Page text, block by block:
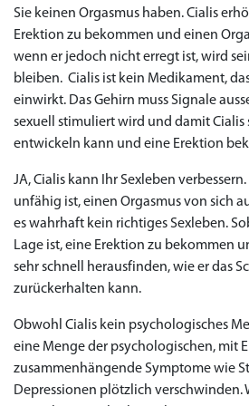
Sie keinen Orgasmus haben. Cialis
Erektion zu bekommen und einen
wenn er jedoch nicht erregt ist, wird
bleiben. Cialis ist kein Medikament,
einwirkt. Das Gehirn muss Signale
sexuell stimuliert wird und damit Cialis
entwickeln kann und eine Erektion
JA, Cialis kann Ihr Sexleben
unfähig ist, einen Orgasmus von sich
es wahrhaft kein richtiges Sexleben.
Lage ist, eine Erektion zu bekommen
sehr schnell herausfinden, wie er das
zurückerhalten kann.
Obwohl Cialis kein psychologisches
eine Menge der psychologischen, mit
zusammenhängende Symptome wie
Depressionen plötzlich verschwinden.